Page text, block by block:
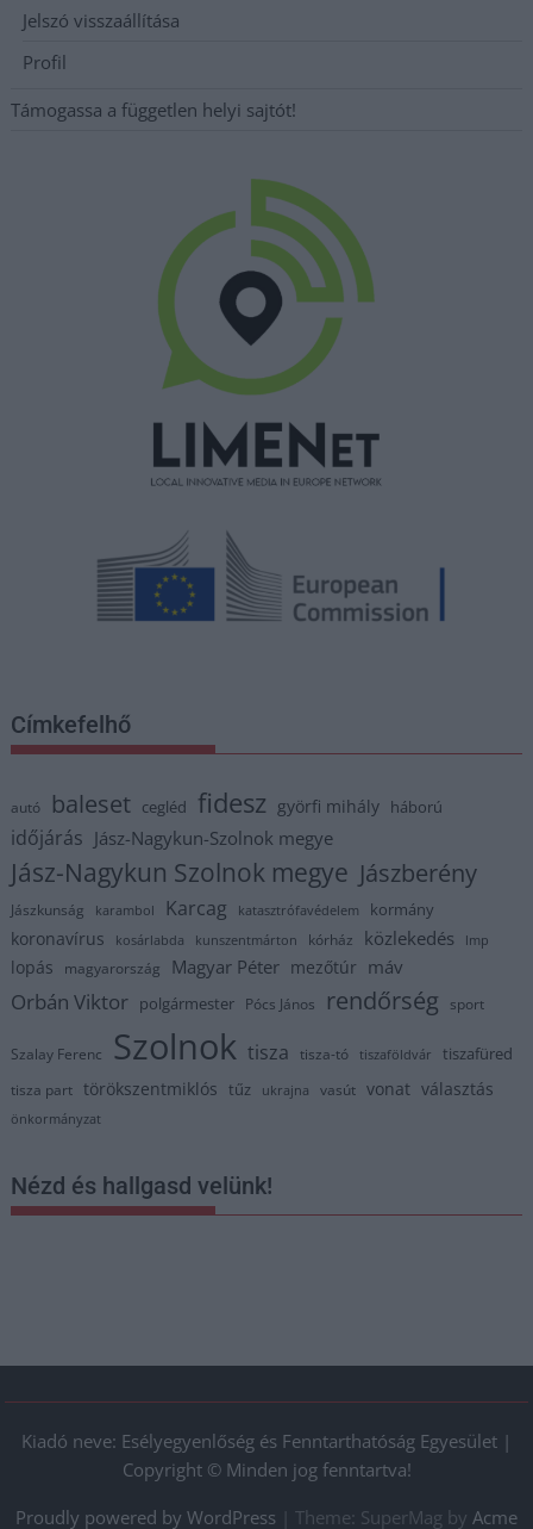
Jelszó visszaállítása
Profil
Támogassa a független helyi sajtót!
Címkefelhő
autó baleset cegléd fidesz györfi mihály háború
időjárás Jász-Nagykun-Szolnok megye
Jász-Nagykun Szolnok megye Jászberény
Jászkunság karambol Karcag katasztrófavédelem kormány
koronavírus kosárlabda kunszentmárton kórház közlekedés lmp
lopás magyarország Magyar Péter mezőtúr máv
Orbán Viktor polgármester Pócs János rendőrség sport
Szalay Ferenc Szolnok tisza tisza-tó tiszaföldvár tiszafüred
tisza part törökszentmiklós tűz ukrajna vasút vonat választás
önkormányzat
Nézd és hallgasd velünk!
Kiadó neve: Esélyegyenlőség és Fenntarthatóság Egyesület |
Copyright © Minden jog fenntartva!
Proudly powered by WordPress
Theme: SuperMag by Acme